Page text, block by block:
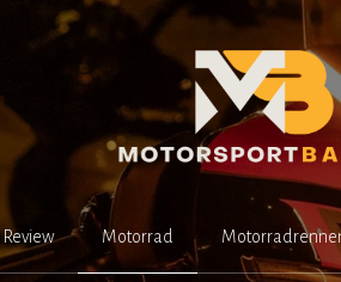
Review Motorrad